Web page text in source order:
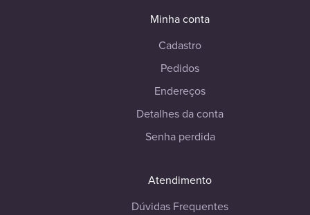
Minha conta
Cadastro
Pedidos
Endereços
Detalhes da conta
Senha perdida
Atendimento
Dúvidas Frequentes